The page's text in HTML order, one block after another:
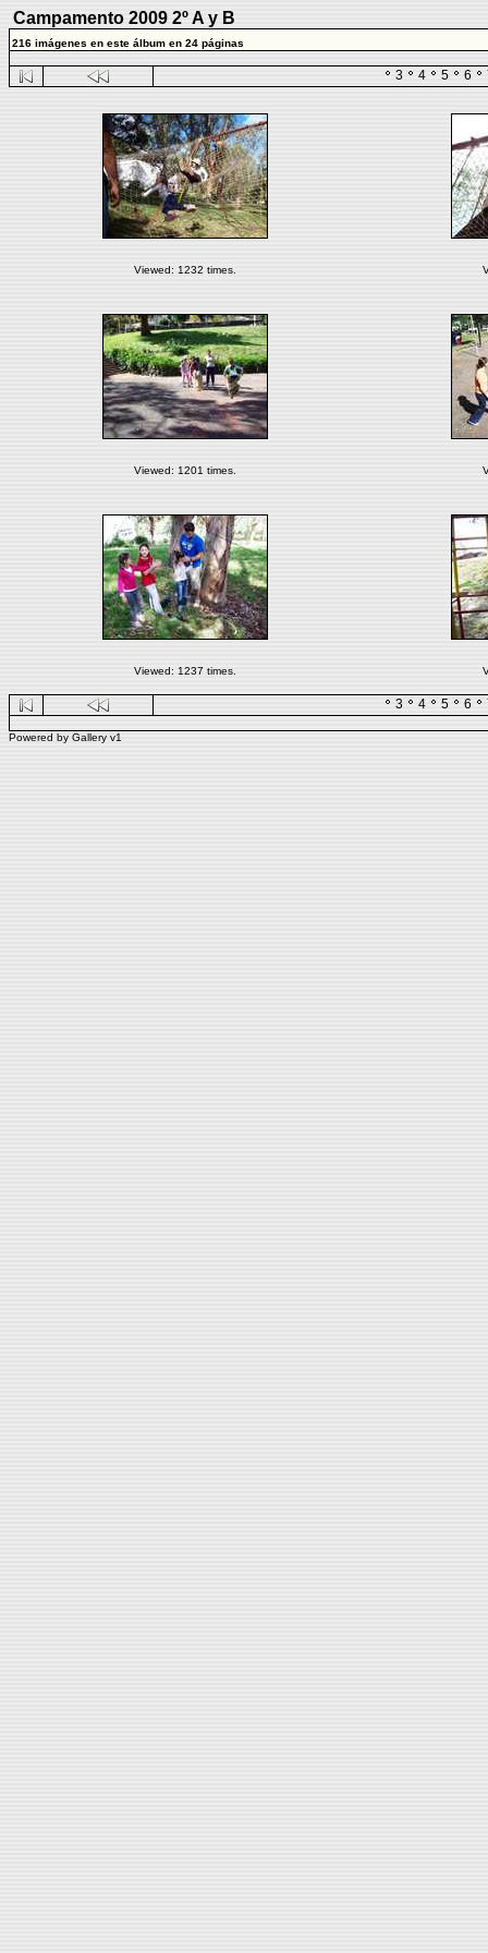
Campamento 2009 2º A y B
216 imágenes en este álbum en 24 páginas
3 4 5 6
Viewed: 1232 times.
Viewed: 1201 times.
Viewed: 1237 times.
3 4 5 6
Powered by Gallery v1